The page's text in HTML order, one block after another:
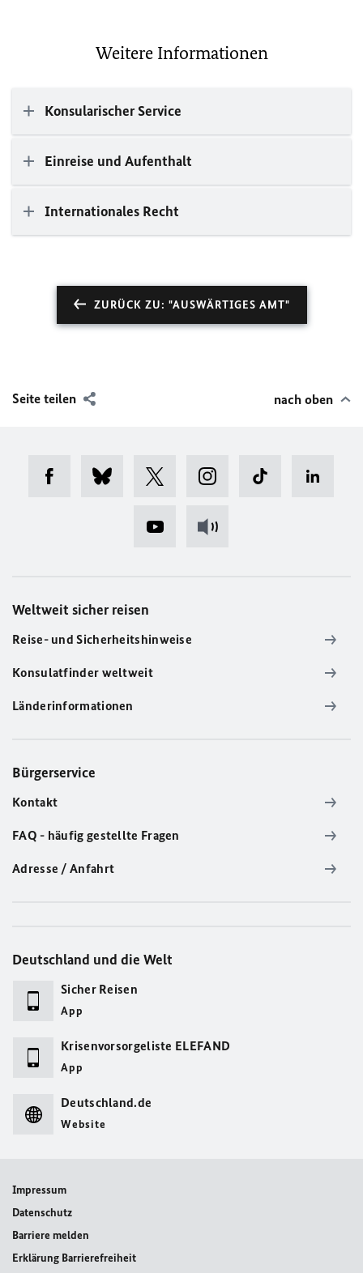
Weitere Informationen
Konsularischer Service
Einreise und Aufenthalt
Internationales Recht
ZURÜCK ZU: "AUSWÄRTIGES AMT"
Seite teilen nach oben
Weltweit sicher reisen
Reise- und Sicherheitshinweise
Konsulatfinder weltweit
Länderinformationen
Bürgerservice
Kontakt
FAQ - häufig gestellte Fragen
Adresse / Anfahrt
Deutschland und die Welt
Sicher Reisen
App
Krisenvorsorgeliste ELEFAND
App
Deutschland.de
Website
Impressum
Datenschutz
Barriere melden
Erklärung Barrierefreiheit